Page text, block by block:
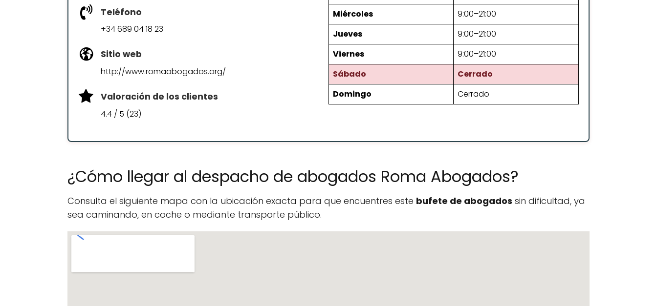
Teléfono
+34 689 04 18 23
Sitio web
http://www.romaabogados.org/
Valoración de los clientes
4.4 / 5 (23)
Miércoles
9:00–21:00
Jueves
9:00–21:00
Viernes
9:00–21:00
Sábado
Cerrado
Domingo
Cerrado
¿Cómo llegar al despacho de abogados Roma Abogados?
Consulta el siguiente mapa con la ubicación exacta para que encuentres este bufete de abogados sin dificultad, ya
sea caminando, en coche o mediante transporte público.